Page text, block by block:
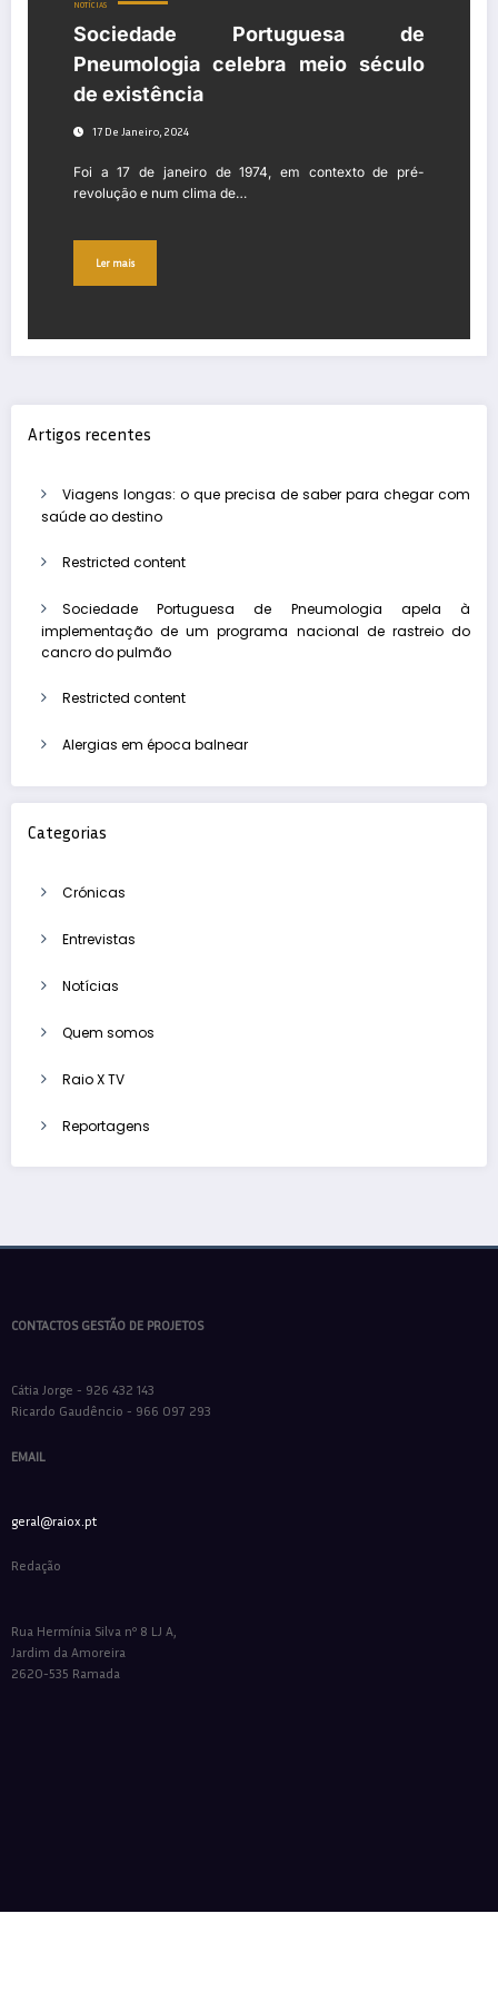
NOTÍCIAS
Sociedade Portuguesa de
Pneumologia celebra meio século
de existência
17 De Janeiro, 2024
Foi a 17 de janeiro de 1974, em contexto de pré-
revolução e num clima de…
Ler mais
Artigos recentes
Viagens longas: o que precisa de saber para chegar com
saúde ao destino
Restricted content
Sociedade Portuguesa de Pneumologia apela à
implementação de um programa nacional de rastreio do
cancro do pulmão
Restricted content
Alergias em época balnear
Categorias
Crónicas
Entrevistas
Notícias
Quem somos
Raio X TV
Reportagens
CONTACTOS GESTÃO DE PROJETOS
Cátia Jorge - 926 432 143
Ricardo Gaudêncio - 966 097 293
EMAIL
geral@raiox.pt
Redação
Rua Hermínia Silva nº 8 LJ A,
Jardim da Amoreira
2620-535 Ramada